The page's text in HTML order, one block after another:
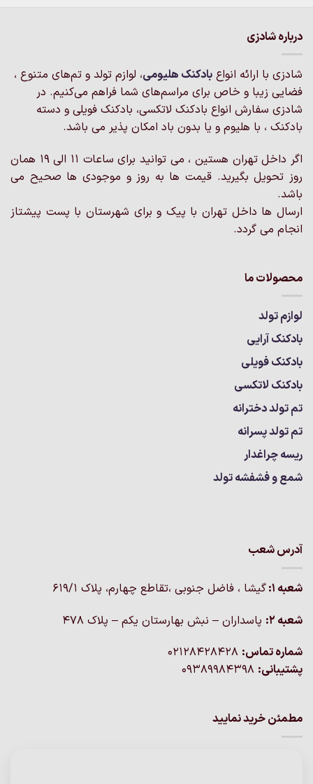
گزینه
ها
ممکن
است
در
محصول
انتخاب
درباره شادزی
شادزی با ارائه انواع بادکنک‌ هلیومی، لوازم تولد و تم‌های متنوع ،
فضایی زیبا و خاص برای مراسم‌های شما فراهم می‌کنیم. در
شادزی سفارش انواع بادکنک لاتکسی، بادکنک فویلی و دسته
بادکنک ، با هلیوم و یا بدون باد امکان پذیر می باشد.
اگر داخل تهران هستین ، می توانید برای ساعات 11 الی 19 همان
روز تحویل بگیرید. قیمت ها به روز و موجودی ها صحیح می
باشد.
ارسال ها داخل تهران با پیک و برای شهرستان با پست پیشتاز
انجام می گردد.
محصولات ما
لوازم تولد
بادکنک آرایی
بادکنک فویلی
بادکنک لاتکسی
تم تولد دخترانه
تم تولد پسرانه
ریسه چراغدار
شمع و فشفشه تولد
آدرس شعب
شعبه 1:
گيشا ، فاضل جنوبی ،تقاطع چهارم، پلاک 619/1
شعبه 2:
پاسداران – نبش بهارستان یکم – پلاک ۴۷۸
شماره تماس:
پشتیبانی:
مطمئن خرید نمایید